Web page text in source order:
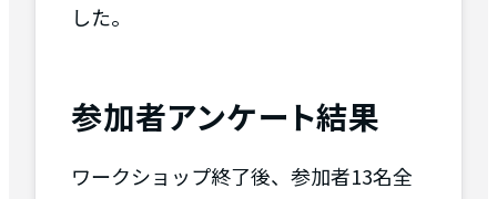
した。
参加者アンケート結果
ワークショップ終了後、参加者13名全